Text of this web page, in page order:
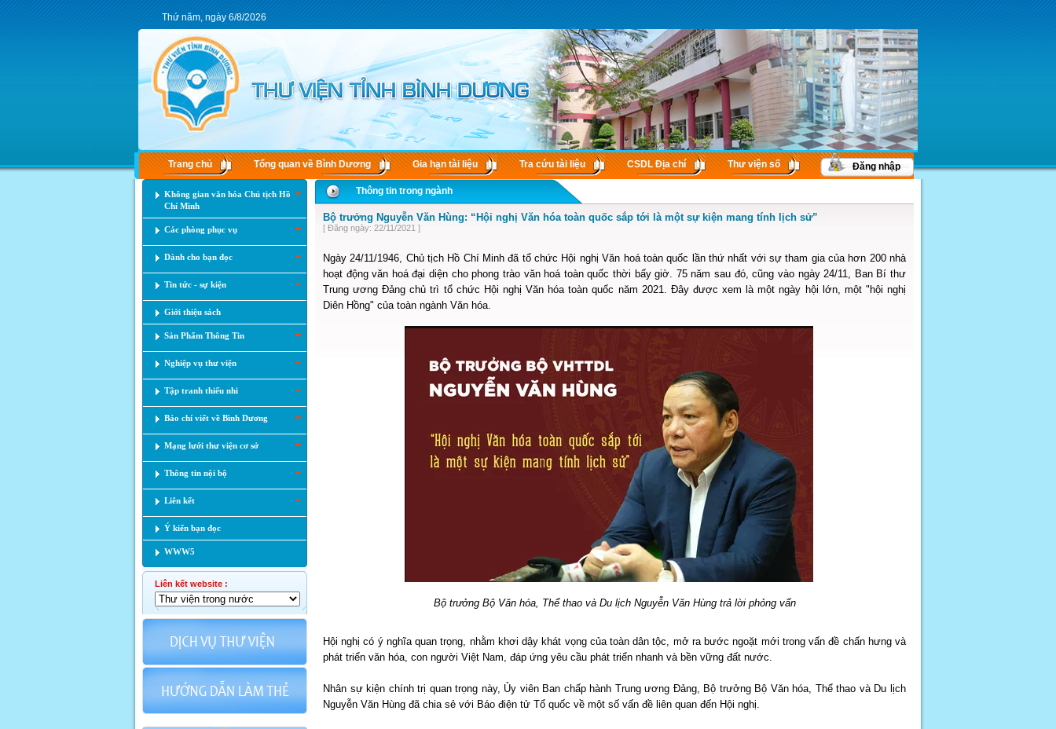
Thứ năm, ngày 6/8/2026
Trang chủ Tổng quan về Bình Dương Gia hạn tài liệu Tra cứu tài liệu CSDL Ðịa chí Thư viện số Đăng nhập
Không gian văn hóa Chủ tịch Hồ
Chí Minh
Các phòng phục vụ
Dành cho bạn đọc
Tin tức - sự kiện
Giới thiệu sách
Sản Phẩm Thông Tin
Nghiệp vụ thư viện
Tập tranh thiếu nhi
Báo chí viết về Bình Dương
Mạng lưới thư viện cơ sở
Thông tin nội bộ
Liên kết
Ý kiến bạn đọc
WWW5
Liên kết website :
Thông tin trong ngành
Bộ trưởng Nguyễn Văn Hùng: “Hội nghị Văn hóa toàn quốc sắp tới là một sự kiện mang tính lịch sử”
[ Đăng ngày: 22/11/2021 ]
Ngày 24/11/1946, Chủ tịch Hồ Chí Minh đã tổ chức Hội nghị Văn hoá toàn quốc lần thứ nhất với sự tham gia của hơn 200 nhà
hoạt động văn hoá đại diện cho phong trào văn hoá toàn quốc thời bấy giờ. 75 năm sau đó, cũng vào ngày 24/11, Ban Bí thư
Trung ương Đảng chủ trì tổ chức Hội nghị Văn hóa toàn quốc năm 2021. Đây được xem là một ngày hội lớn, một "hội nghị
Diên Hồng" của toàn ngành Văn hóa.
Bộ trưởng Bộ Văn hóa, Thể thao và Du lịch Nguyễn Văn Hùng trả lời phỏng vấn
Hội nghị có ý nghĩa quan trọng, nhằm khơi dậy khát vọng của toàn dân tộc, mở ra bước ngoặt mới trong vấn đề chấn hưng và
phát triển văn hóa, con người Việt Nam, đáp ứng yêu cầu phát triển nhanh và bền vững đất nước.
Nhân sự kiện chính trị quan trọng này, Ủy viên Ban chấp hành Trung ương Đảng, Bộ trưởng Bộ Văn hóa, Thể thao và Du lịch
Nguyễn Văn Hùng đã chia sẻ với Báo điện tử Tổ quốc về một số vấn đề liên quan đến Hội nghị.